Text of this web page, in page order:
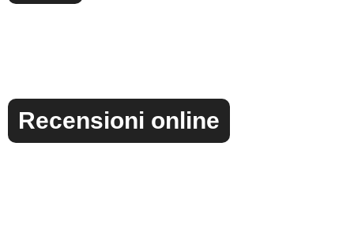
Recensioni online